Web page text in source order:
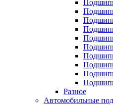
Разное
Автомобильные